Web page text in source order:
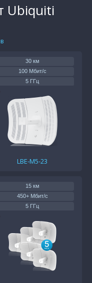
Ubiquiti
30 км
100 Мбит/с
5 ГГц
20 дБм
LBE-M5-23
15 км
450+ Мбит/с
5 ГГц
20 дБм